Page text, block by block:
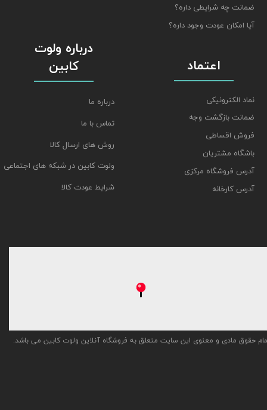
ضمانت چه شرایطی داره؟
آیا امکان عودت وجود داره؟
حقوق مادی و معنوی این سایت متعلق به فروشگاه آنلاین ولوت کابین می باشد.
اعتماد
نماد الکترونیکی
ضمانت بازگشت وجه
فروش اقساطی
باشگاه مشتریان
آدرس فروشگاه مرکزی
آدرس کارخانه
درباره ولوت
کابین
درباره ما
تماس با ما
روش های ارسال کالا
ولوت کابین در شبکه های اجتماعی
شرایط عودت کالا